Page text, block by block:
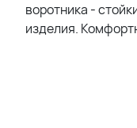
воротника -
изделия.